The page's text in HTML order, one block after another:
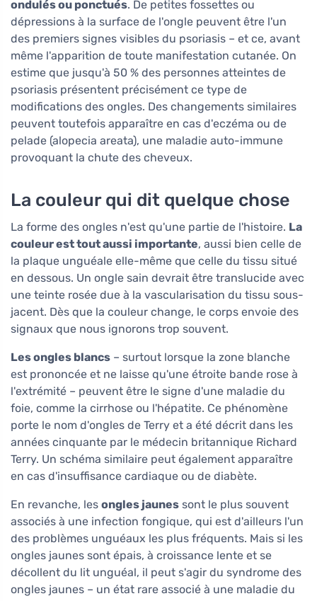
ondulés ou ponctués. De petites fossettes ou
dépressions à la surface de l'ongle peuvent être l'un
des premiers signes visibles du psoriasis – et ce, avant
même l'apparition de toute manifestation cutanée. On
estime que jusqu'à 50 % des personnes atteintes de
psoriasis présentent précisément ce type de
modifications des ongles. Des changements similaires
peuvent toutefois apparaître en cas d'eczéma ou de
pelade (alopecia areata), une maladie auto-immune
provoquant la chute des cheveux.
La couleur qui dit quelque chose
La forme des ongles n'est qu'une partie de l'histoire. La
couleur est tout aussi importante, aussi bien celle de
la plaque unguéale elle-même que celle du tissu situé
en dessous. Un ongle sain devrait être translucide avec
une teinte rosée due à la vascularisation du tissu sous-
jacent. Dès que la couleur change, le corps envoie des
signaux que nous ignorons trop souvent.
Les ongles blancs – surtout lorsque la zone blanche
est prononcée et ne laisse qu'une étroite bande rose à
l'extrémité – peuvent être le signe d'une maladie du
foie, comme la cirrhose ou l'hépatite. Ce phénomène
porte le nom d'ongles de Terry et a été décrit dans les
années cinquante par le médecin britannique Richard
Terry. Un schéma similaire peut également apparaître
en cas d'insuffisance cardiaque ou de diabète.
En revanche, les ongles jaunes sont le plus souvent
associés à une infection fongique, qui est d'ailleurs l'un
des problèmes unguéaux les plus fréquents. Mais si les
ongles jaunes sont épais, à croissance lente et se
décollent du lit unguéal, il peut s'agir du syndrome des
ongles jaunes – un état rare associé à une maladie du